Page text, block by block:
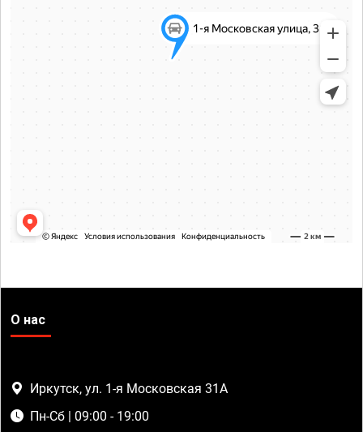
О нас
Иркутск, ул. 1-я Московская 31А
Пн-Сб | 09:00 - 19:00